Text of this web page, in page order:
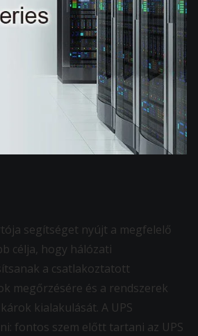
segítséget nyújt a megfelelő
célja, hogy hálózati
a csatlakoztatott
megőrzésére és a rendszerek
kialakulását. A UPS
fontos szem előtt tartani az UPS